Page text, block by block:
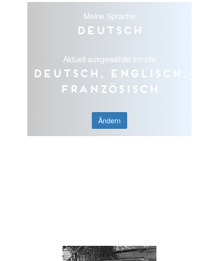
Meine Sprache
Deutsch
Aktuell ausgewählte Inhalte
Deutsch, Englisch,
Französisch
Ändern